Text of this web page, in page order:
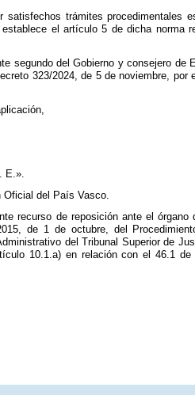
trámites procedimentales
el artículo 5 de dicha norma
segundo del Gobierno y consejero de
323/2024, de 5 de noviembre, por
E.».
Oficial del País Vasco.
recurso de reposición ante el órgano
de 1 de octubre, del
del Tribunal Superior de
10.1.a) en relación con el 46.1